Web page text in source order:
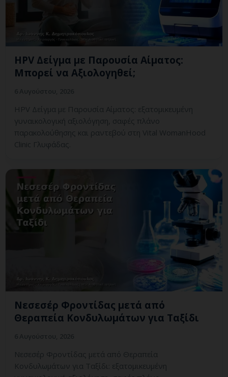
HPV Δείγμα με Παρουσία Αίματος:
Μπορεί να Αξιολογηθεί;
HPV Δείγμα με Παρουσία Αίματος: εξατομικευμένη
γυναικολογική αξιολόγηση, σαφές πλάνο
παρακολούθησης και ραντεβού στη Vital WomanHood
Clinic Γλυφάδας.
Νεσεσέρ Φροντίδας μετά από
Θεραπεία Κονδυλωμάτων για Ταξίδι
Νεσεσέρ Φροντίδας μετά από Θεραπεία
Κονδυλωμάτων για Ταξίδι: εξατομικευμένη